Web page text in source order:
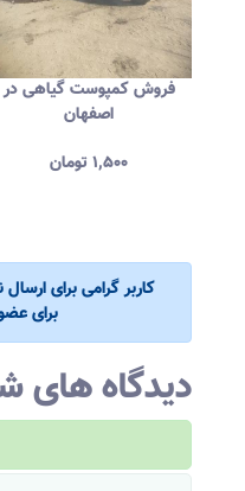
فروش کمپوست گیاهی در
اصفهان
۱,۵۰۰تومان
کاربر گرامی برای
برای
دیدگاه های